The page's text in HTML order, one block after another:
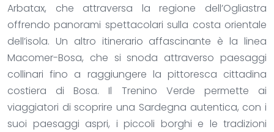
Arbatax, che attraversa la regione dell’Ogliastra
offrendo panorami spettacolari sulla costa orientale
dell’isola. Un altro itinerario affascinante è la linea
Macomer-Bosa, che si snoda attraverso paesaggi
collinari fino a raggiungere la pittoresca cittadina
costiera di Bosa. Il Trenino Verde permette ai
viaggiatori di scoprire una Sardegna autentica, con i
suoi paesaggi aspri, i piccoli borghi e le tradizioni